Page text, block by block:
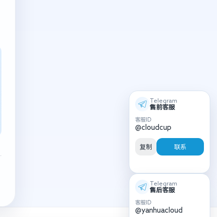
Telegram
售前客服
客服ID
@cloudcup
复制 联系
Telegram
售后客服
客服ID
@yanhuacloud